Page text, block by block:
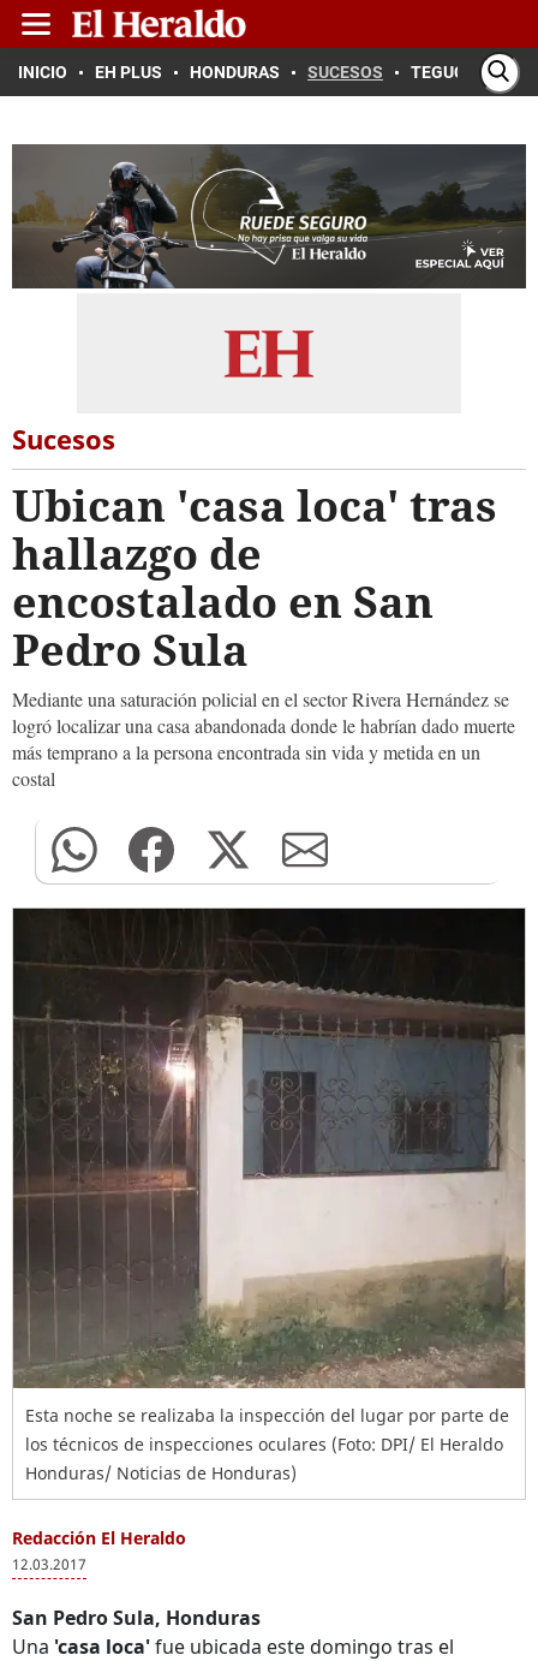
INICIO EH PLUS HONDURAS SUCESOS TEGUCIGALPA
Sucesos
Ubican 'casa loca' tras
hallazgo de
encostalado en San
Pedro Sula
Mediante una saturación policial en el sector Rivera Hernández se
logró localizar una casa abandonada donde le habrían dado muerte
más temprano a la persona encontrada sin vida y metida en un
costal
Esta noche se realizaba la inspección del lugar por parte de
los técnicos de inspecciones oculares (Foto: DPI/ El Heraldo
Honduras/ Noticias de Honduras)
Redacción El Heraldo
12.03.2017
San Pedro Sula, Honduras
Una 'casa loca'fue ubicada este domingo tras el